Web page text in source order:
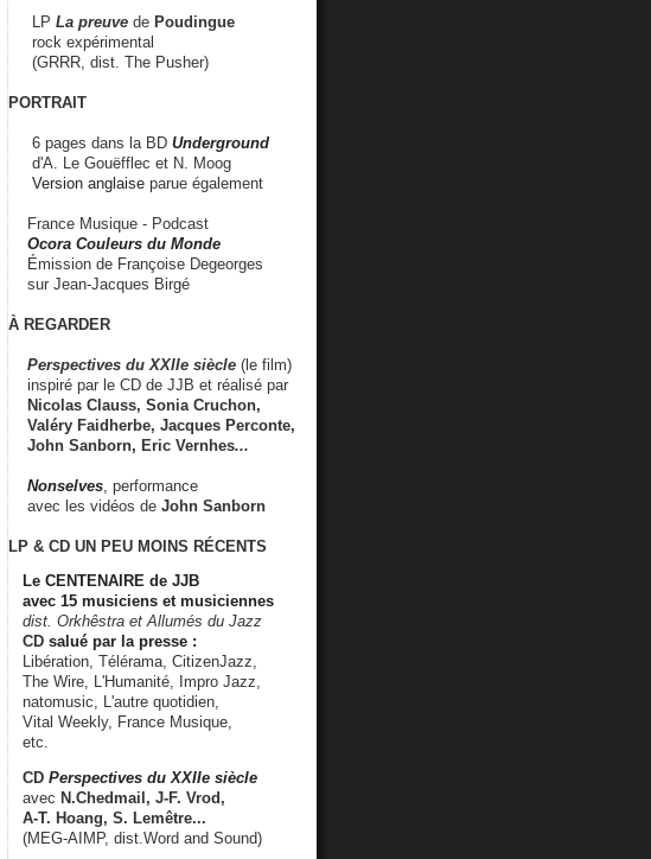
LP La preuve de Poudingue
rock expérimental
(GRRR, dist. The Pusher)
PORTRAIT
6 pages dans la BD Underground
d'A. Le Gouëfflec et N. Moog
Version anglaise parue également
France Musique - Podcast
Ocora Couleurs du Monde
Émission de Françoise Degeorges
sur Jean-Jacques Birgé
À REGARDER
Perspectives du XXIIe siècle (le film)
inspiré par le CD de JJB et réalisé par
Nicolas Clauss, Sonia Cruchon,
Valéry Faidherbe, Jacques Perconte,
John Sanborn, Eric Vernhes...
Nonselves , performance
avec les vidéos de John Sanborn
LP & CD UN PEU MOINS RÉCENTS
Le CENTENAIRE de JJB
avec 15 musiciens et musiciennes
dist. Orkhêstra et Allumés du Jazz
CD salué par la presse :
Libération, Télérama, CitizenJazz,
The Wire, L'Humanité, Impro Jazz,
natomusic, L'autre quotidien,
Vital Weekly, France Musique,
etc.
CD Perspectives du XXIIe siècle
avec N.Chedmail, J-F. Vrod,
A-T. Hoang, S. Lemêtre...
(MEG-AIMP, dist.Word and Sound)